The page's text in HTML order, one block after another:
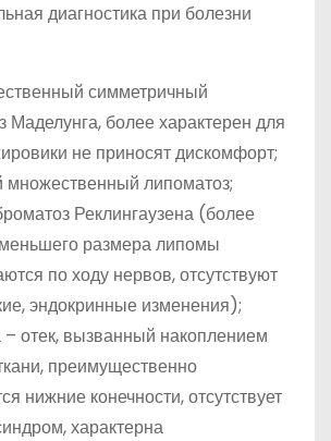
диагностика при болезни
симметричный
Маделунга, более характерен для
не приносят дискомфорт;
липоматоз;
Реклингаузена (более
размера липомы
по ходу нервов, отсутствуют
эндокринные изменения);
отек, вызванный накоплением
преимущественно
нижние конечности, отсутствует
характерна